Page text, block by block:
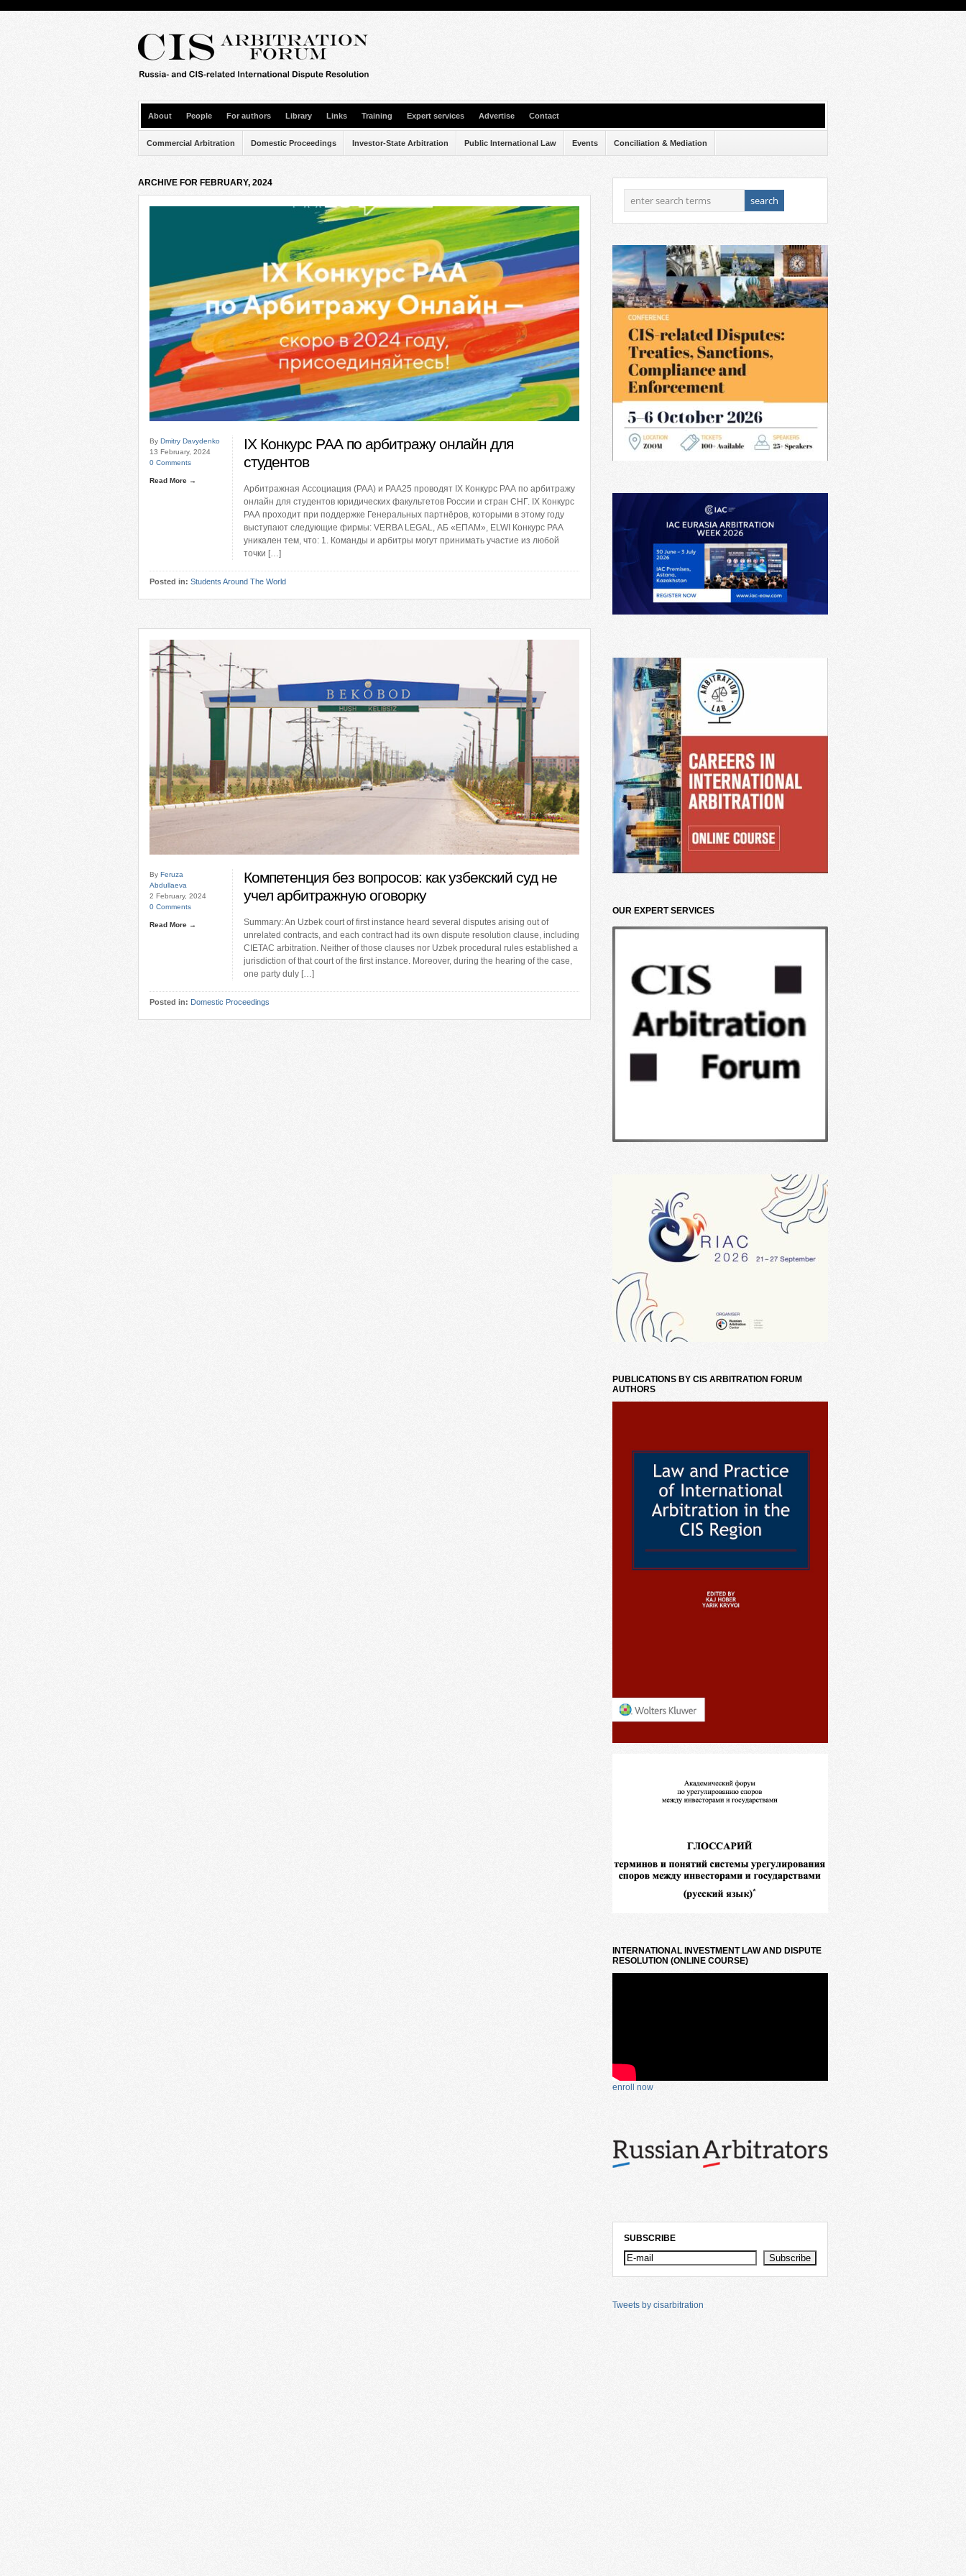
About People For authors Library Links Training Expert services Advertise Contact
Commercial Arbitration Domestic Proceedings Investor-State Arbitration Public International Law Events Conciliation & Mediation
ARCHIVE FOR FEBRUARY, 2024
By Dmitry Davydenko
13 February, 2024
0 Comments
Read More →
IX Конкурс РАА по арбитражу онлайн для
студентов
Арбитражная Ассоциация (РАА) и РАА25 проводят IX Конкурс РАА по арбитражу
онлайн для студентов юридических факультетов России и стран СНГ. IX Конкурс
РАА проходит при поддержке Генеральных партнёров, которыми в этому году
выступают следующие фирмы: VERBA LEGAL, АБ «ЕПАМ», ELWI Конкурс РАА
уникален тем, что: 1. Команды и арбитры могут принимать участие из любой
точки […]
Posted in: Students Around The World
By Feruza
Abdullaeva
2 February, 2024
0 Comments
Read More →
Компетенция без вопросов: как узбекский суд не
учел арбитражную оговорку
Summary: An Uzbek court of first instance heard several disputes arising out of
unrelated contracts, and each contract had its own dispute resolution clause, including
CIETAC arbitration. Neither of those clauses nor Uzbek procedural rules established a
jurisdiction of that court of the first instance. Moreover, during the hearing of the case,
one party duly […]
Posted in: Domestic Proceedings
OUR EXPERT SERVICES
PUBLICATIONS BY CIS ARBITRATION FORUM
AUTHORS
INTERNATIONAL INVESTMENT LAW AND DISPUTE
RESOLUTION (ONLINE COURSE)
enroll now
SUBSCRIBE
Tweets by cisarbitration